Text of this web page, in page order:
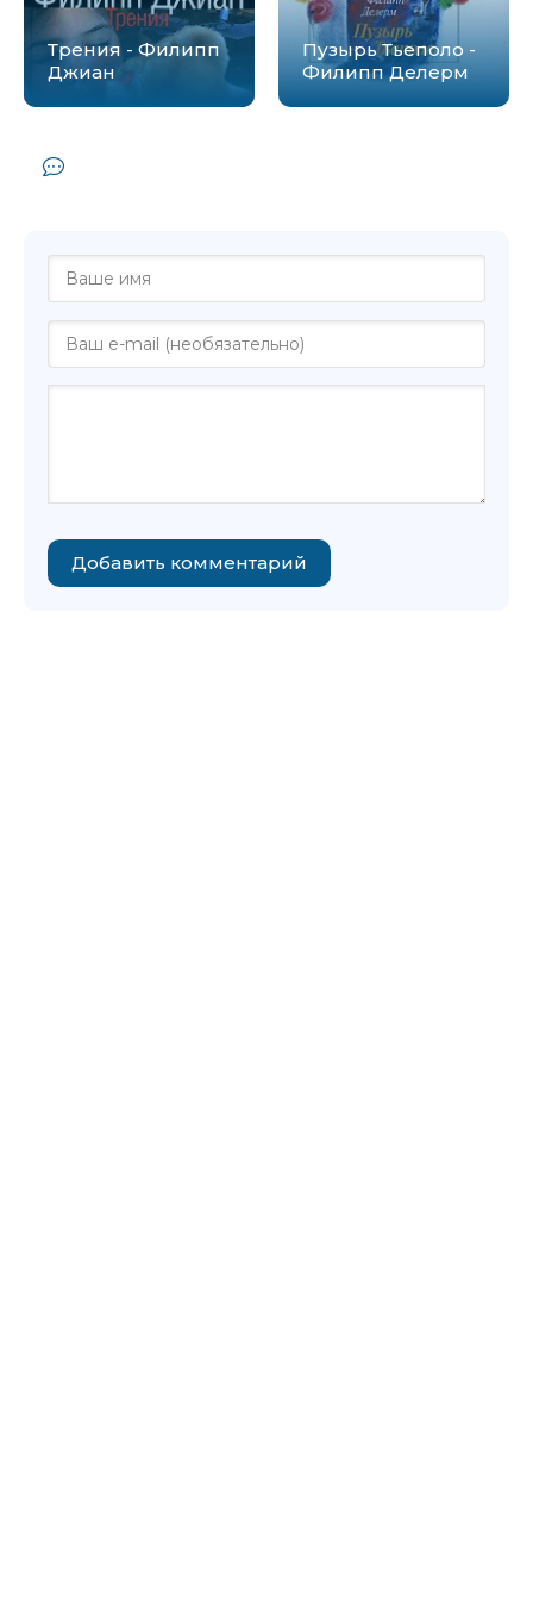
Трения - Филипп
Джиан
Пузырь Тьеполо -
Филипп Делерм
Добавить комментарий